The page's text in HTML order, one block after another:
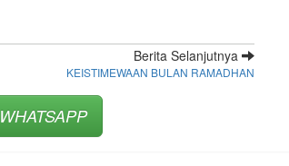
Berita Selanjutnya
KEISTIMEWAAN BULAN RAMADHAN
WHATSAPP